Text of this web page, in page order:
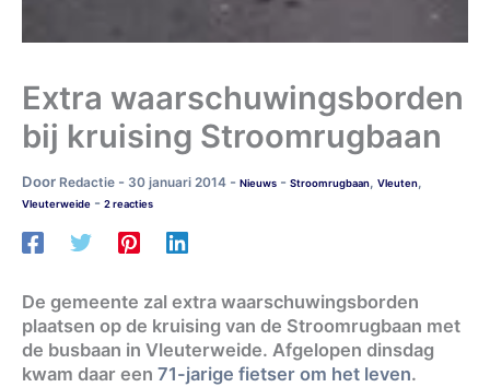
Extra waarschuwingsborden
bij kruising Stroomrugbaan
Door Redactie - 30 januari 2014 - Nieuws - Stroomrugbaan, Vleuten,
Vleuterweide - 2 reacties
De gemeente zal extra waarschuwingsborden
plaatsen op de kruising van de Stroomrugbaan met
de busbaan in Vleuterweide. Afgelopen dinsdag
kwam daar een 71-jarige fietser om het leven.